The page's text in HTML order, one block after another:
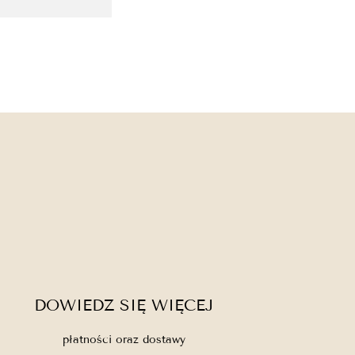
DOWIEDZ SIĘ WIĘCEJ
płatności oraz dostawy